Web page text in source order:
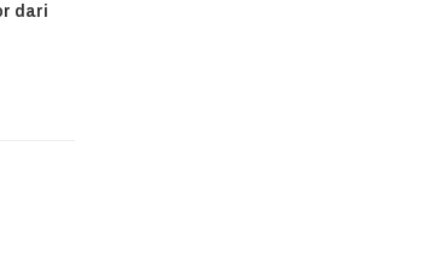
dari